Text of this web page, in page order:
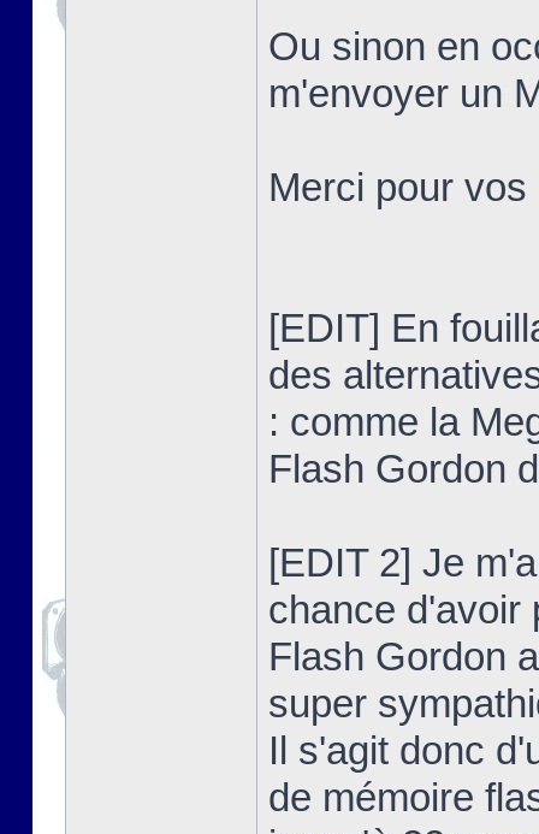
Ou sinon en
m'envoyer un
Merci pour
[EDIT] En
des
: comme la
Flash Gordon
[EDIT 2] Je
chance d'avoir
Flash Gordon
super
Il s'agit donc
de mémoire